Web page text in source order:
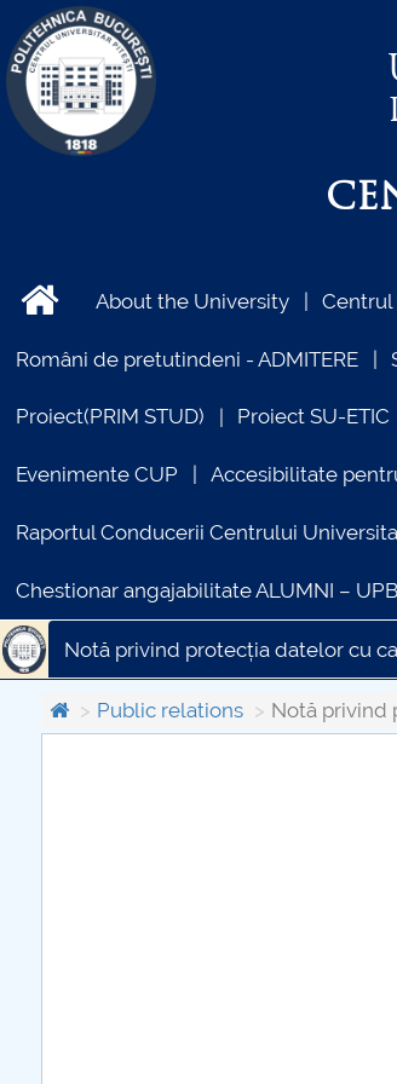
About the University
Români de pretutindeni - ADMITERE
Proiect(PRIM STUD) Proiect SU-ETIC
Evenimente CUP Accesibilitate
Raportul Conducerii Centrului
Chestionar angajabilitate ALUMNI – UPB
Notă privind protecția datelor cu
Public relations Notă privind